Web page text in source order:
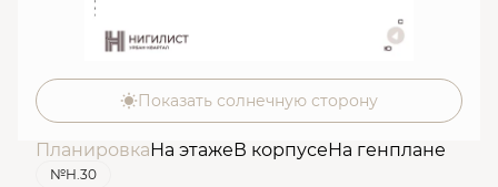
Показать солнечную сторону
ПланировкаНа этажеВ корпусеНа генплане
№Н.30